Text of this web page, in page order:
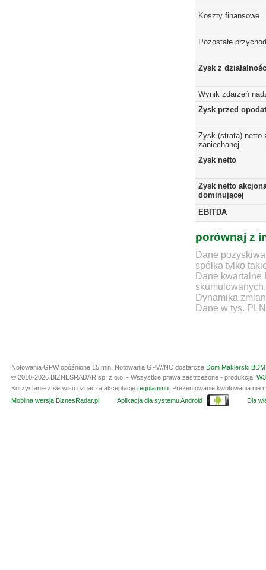
Koszty finansowe
Pozostałe
Zysk z
Wynik zdarzeń
Zysk przed
Zysk (strata) netto
zaniechanej
Zysk netto
Zysk netto
dominującej
EBITDA
porównaj z
Dane
spółka tylko
Dane
skumulowanych.
Dynamika
Dane w tys. PLN
Notowania GPW opóźnione 15 min. Notowania GPW/NC dostarcza Dom Maklerski
© 2010-2026 BIZNESRADAR sp. z o.o. • Wszystkie prawa zastrzeżone • produkcja:
Korzystanie z serwisu oznacza akceptację regulaminu . Prezentowanie kwotowania
Mobilna wersja BiznesRadar.pl
Aplikacja dla systemu Android Dla